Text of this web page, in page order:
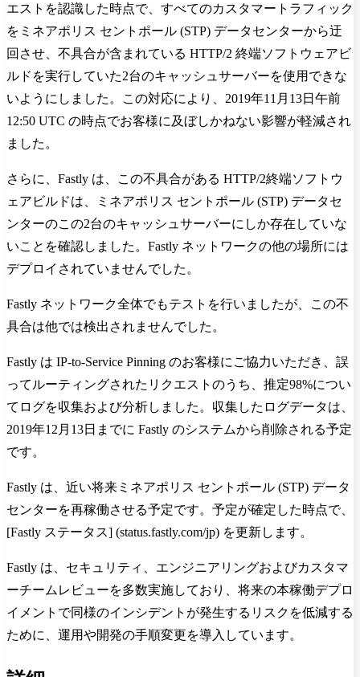
エストを認識した時点で、すべてのカスタマートラフィック
をミネアポリス セントポール (STP) データセンターから迂
回させ、不具合が含まれている HTTP/2 終端ソフトウェアビ
ルドを実行していた2台のキャッシュサーバーを使用できな
いようにしました。この対応により、2019年11月13日午前
12:50 UTC の時点でお客様に及ぼしかねない影響が軽減され
ました。
さらに、Fastly は、この不具合がある HTTP/2終端ソフトウ
ェアビルドは、ミネアポリス セントポール (STP) データセ
ンターのこの2台のキャッシュサーバーにしか存在していな
いことを確認しました。Fastly ネットワークの他の場所には
デプロイされていませんでした。
Fastly ネットワーク全体でもテストを行いましたが、この不
具合は他では検出されませんでした。
Fastly は IP-to-Service Pinning のお客様にご協力いただき、誤
ってルーティングされたリクエストのうち、推定98%につい
てログを収集および分析しました。収集したログデータは、
2019年12月13日までに Fastly のシステムから削除される予定
です。
Fastly は、近い将来ミネアポリス セントポール (STP) データ
センターを再稼働させる予定です。予定が確定した時点で、
[Fastly ステータス] (status.fastly.com/jp) を更新します。
Fastly は、セキュリティ、エンジニアリングおよびカスタマ
ーチームレビューを多数実施しており、将来の本稼働デプロ
イメントで同様のインシデントが発生するリスクを低減する
ために、運用や開発の手順変更を導入しています。